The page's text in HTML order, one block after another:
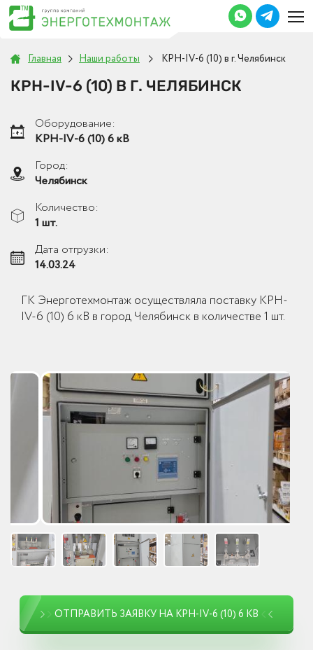
Главная Наши работы КРН-IV-6 (10) в г. Челябинск
КРН-IV-6 (10) В Г. ЧЕЛЯБИНСК
Оборудование:
КРН-IV-6 (10) 6 кВ
Город:
Челябинск
Количество:
1 шт.
Дата отгрузки:
14.03.24
ГК Энерготехмонтаж осуществляла поставку КРН-
IV-6 (10) 6 кВ в город Челябинск в количестве 1 шт.
ОТПРАВИТЬ ЗАЯВКУ НА КРН-IV-6 (10) 6 КВ